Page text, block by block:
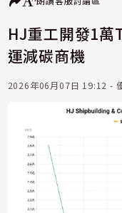
HJ重工開發1萬
運減碳商機
2026年06月07日 19:12 -